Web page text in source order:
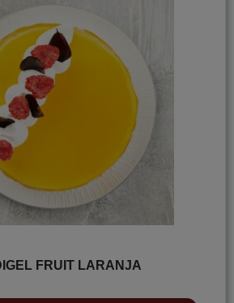
FRUIT LARANJA